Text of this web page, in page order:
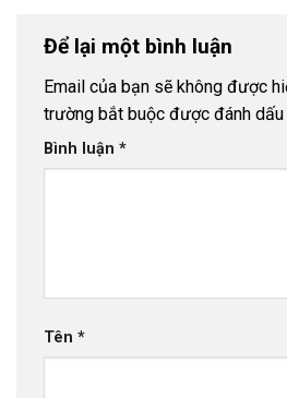
Để lại một bình luận
Email của bạn sẽ không được
trường bắt buộc được đánh dấu
Bình luận *
Tên *